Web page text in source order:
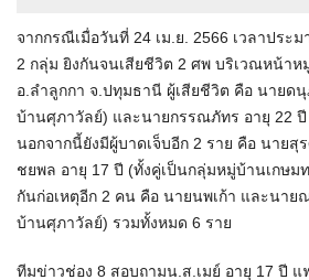
จากกรณีเมื่อวันที่ 24 เม.ย. 2566 เวลาประ
2 กลุ่ม ยิงกันจนเสียชีวิต 2 ศพ บริเวณหน้าห
อ.ลำลูกกา จ.ปทุมธานี ผู้เสียชีวิต คือ นายด
บ้านศุภาวัลย์) และนายกรรณภัทร อายุ 22
นอกจากนี้ยังมีผู้บาดเจ็บอีก 2 ราย คือ นายสุ
ชยพล อายุ 17 ปี (ทั้งคู่เป็นกลุ่มหมู่บ้านเกษม
กันก่อเหตุอีก 2 คน คือ นายนพเก้า และนาย
บ้านศุภาวัลย์) รวมทั้งหมด 6 ราย
ทีมข่าวช่อง 8 สอบถามน.ส.เมย์ อายุ 17 ปี